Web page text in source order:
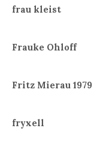
frau kleist
Frauke Ohloff
Fritz Mierau 1979
fryxell